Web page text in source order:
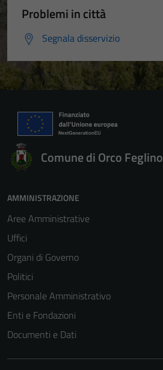
Problemi in città
Segnala disservizio
Comune di Orco Feglino
AMMINISTRAZIONE
Aree Amministrative
Uffici
Organi di Governo
Politici
Personale Amministrativo
Enti e Fondazioni
Documenti e Dati